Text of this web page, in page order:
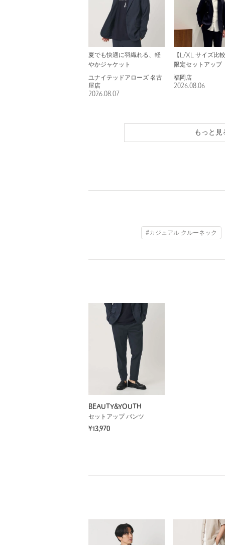
夏でも快適に羽織れる、軽
やかジャケット
ユナイテッドアローズ 名古
屋店
2026.08.07
【L/XL サイズ比
限定セットアップ
福岡店
2026.08.06
もっと見
#カジュアル クルーネック
BEAUTY&YOUTH
セットアップ パンツ
¥13,970